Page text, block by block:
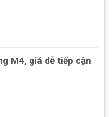
M4, giá dễ tiếp cận